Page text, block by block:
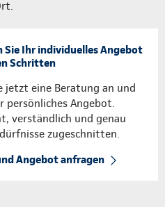
Sie Ihr individuelles Angebot
Schritten
jetzt eine Beratung an und
persönliches Angebot.
verständlich und genau
zugeschnitten.
Angebot anfragen